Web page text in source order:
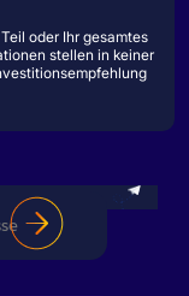
oder Ihr gesamtes
stellen in keiner